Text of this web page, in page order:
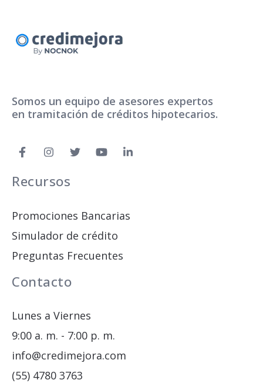
Somos un equipo de asesores expertos
en tramitación de créditos hipotecarios.
Recursos
Promociones Bancarias
Simulador de crédito
Preguntas Frecuentes
Contacto
Lunes a Viernes
9:00 a. m. - 7:00 p. m.
info@credimejora.com
(55) 4780 3763